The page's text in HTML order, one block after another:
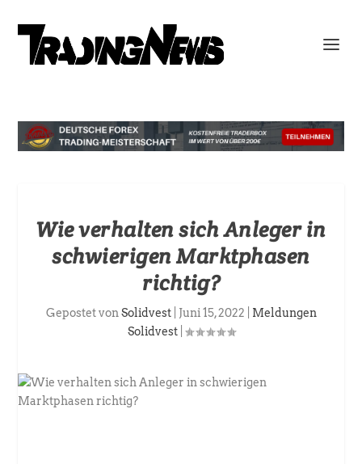
Wie verhalten sich Anleger in
schwierigen Marktphasen
richtig?
Gepostet vonSolidvest| Juni 15, 2022
Meldungen
Solidvest|